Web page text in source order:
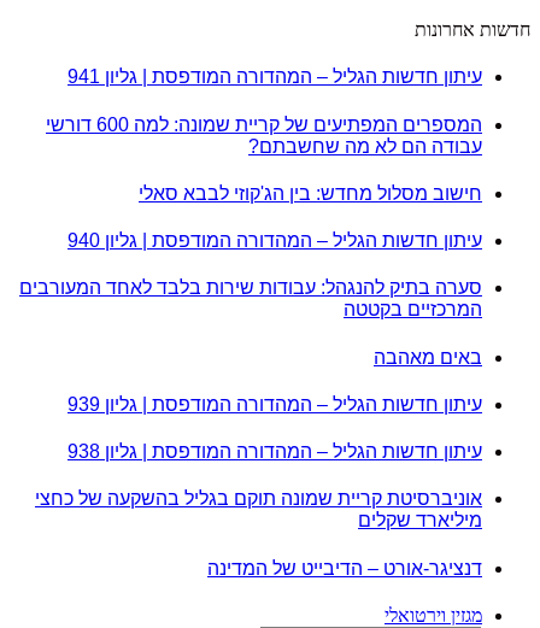
חדשות אחרונות
עיתון חדשות הגליל – המהדורה המודפסת | גליון 941
המספרים המפתיעים של קריית שמונה: למה 600 דורשי
עבודה הם לא מה שחשבתם?
חישוב מסלול מחדש: בין הג'קוזי לבבא סאלי
עיתון חדשות הגליל – המהדורה המודפסת | גליון 940
סערה בתיק להנגהל: עבודות שירות בלבד לאחד המעורבים
המרכזיים בקטטה
באים מאהבה
עיתון חדשות הגליל – המהדורה המודפסת | גליון 939
עיתון חדשות הגליל – המהדורה המודפסת | גליון 938
אוניברסיטת קריית שמונה תוקם בגליל בהשקעה של כחצי
מיליארד שקלים
דנציגר-אורט – הדיבייט של המדינה
מגזין וירטואלי